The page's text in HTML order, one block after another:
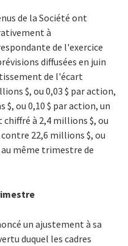
de la Société ont
à
de l'exercice
diffusées en juin
de l'écart
$, ou 0,03 $ par action,
ou 0,10 $ par action, un
à 2,4 millions $, ou
22,6 millions $, ou
même trimestre de
un ajustement à sa
duquel les cadres